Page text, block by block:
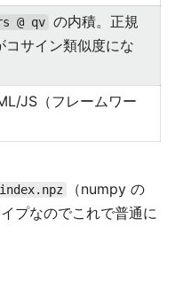
@ qv の内積。正規
サイン類似度にな
JS（フレームワー
index.npz
（numpy の
プなのでこれで普通に